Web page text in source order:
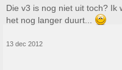
Die v3 is nog niet uit toch? Ik
het nog langer duurt...
13 dec 2012